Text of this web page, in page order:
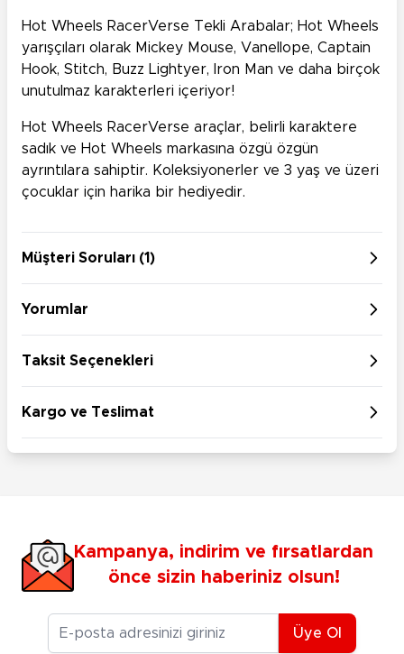
Hot Wheels RacerVerse Tekli Arabalar; Hot Wheels
yarışçıları olarak Mickey Mouse, Vanellope, Captain
Hook, Stitch, Buzz Lightyer, Iron Man ve daha birçok
unutulmaz karakterleri içeriyor!
Hot Wheels RacerVerse araçlar, belirli karaktere
sadık ve Hot Wheels markasına özgü özgün
ayrıntılara sahiptir. Koleksiyonerler ve 3 yaş ve üzeri
çocuklar için harika bir hediyedir.
Müşteri Soruları (1)
Yorumlar
Taksit Seçenekleri
Kargo ve Teslimat
Kampanya, indirim ve fırsatlardan
önce sizin haberiniz olsun!
E-posta Adresiniz
Üye Ol